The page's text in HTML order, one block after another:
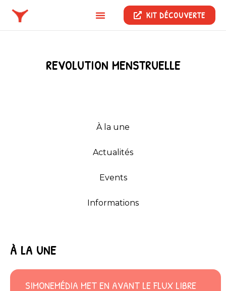
KIT DÉCOUVERTE
REVOLUTION MENSTRUELLE
À la une
Actualités
Events
Informations
À LA UNE
SIMONEMÉDIA MET EN AVANT LE FLUX LIBRE